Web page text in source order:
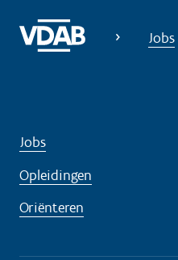
Jobs
Jobs
Opleidingen
Oriënteren